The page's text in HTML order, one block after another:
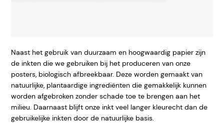
Naast het gebruik van duurzaam en hoogwaardig papier zijn
de inkten die we gebruiken bij het produceren van onze
posters, biologisch afbreekbaar. Deze worden gemaakt van
natuurlijke, plantaardige ingrediënten die gemakkelijk kunnen
worden afgebroken zonder schade toe te brengen aan het
milieu. Daarnaast blijft onze inkt veel langer kleurecht dan de
gebruikelijke inkten door de natuurlijke basis.